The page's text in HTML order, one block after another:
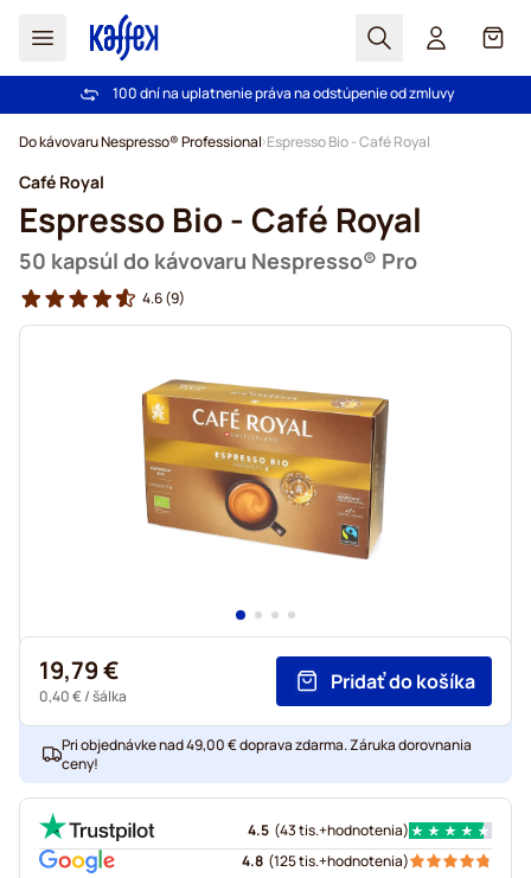
Hľadať Košík
Pri objednávke nad 49,00 € doprava zdarma
100 dní na uplatnenie práva na odstúpenie od zmluvy
Do kávovaru Nespresso® Professional Espresso Bio - Café Royal
Café Royal
Espresso Bio - Café Royal
50 kapsúl do kávovaru Nespresso® Pro
4.6(9)
19,79 €
0,40 €/ šálka
Pridať do košíka
Pri objednávke nad 49,00 € doprava zdarma. Záruka dorovnania
ceny!
4.5 (43 tis.+hodnotenia)
4.8 (125 tis.+hodnotenia)